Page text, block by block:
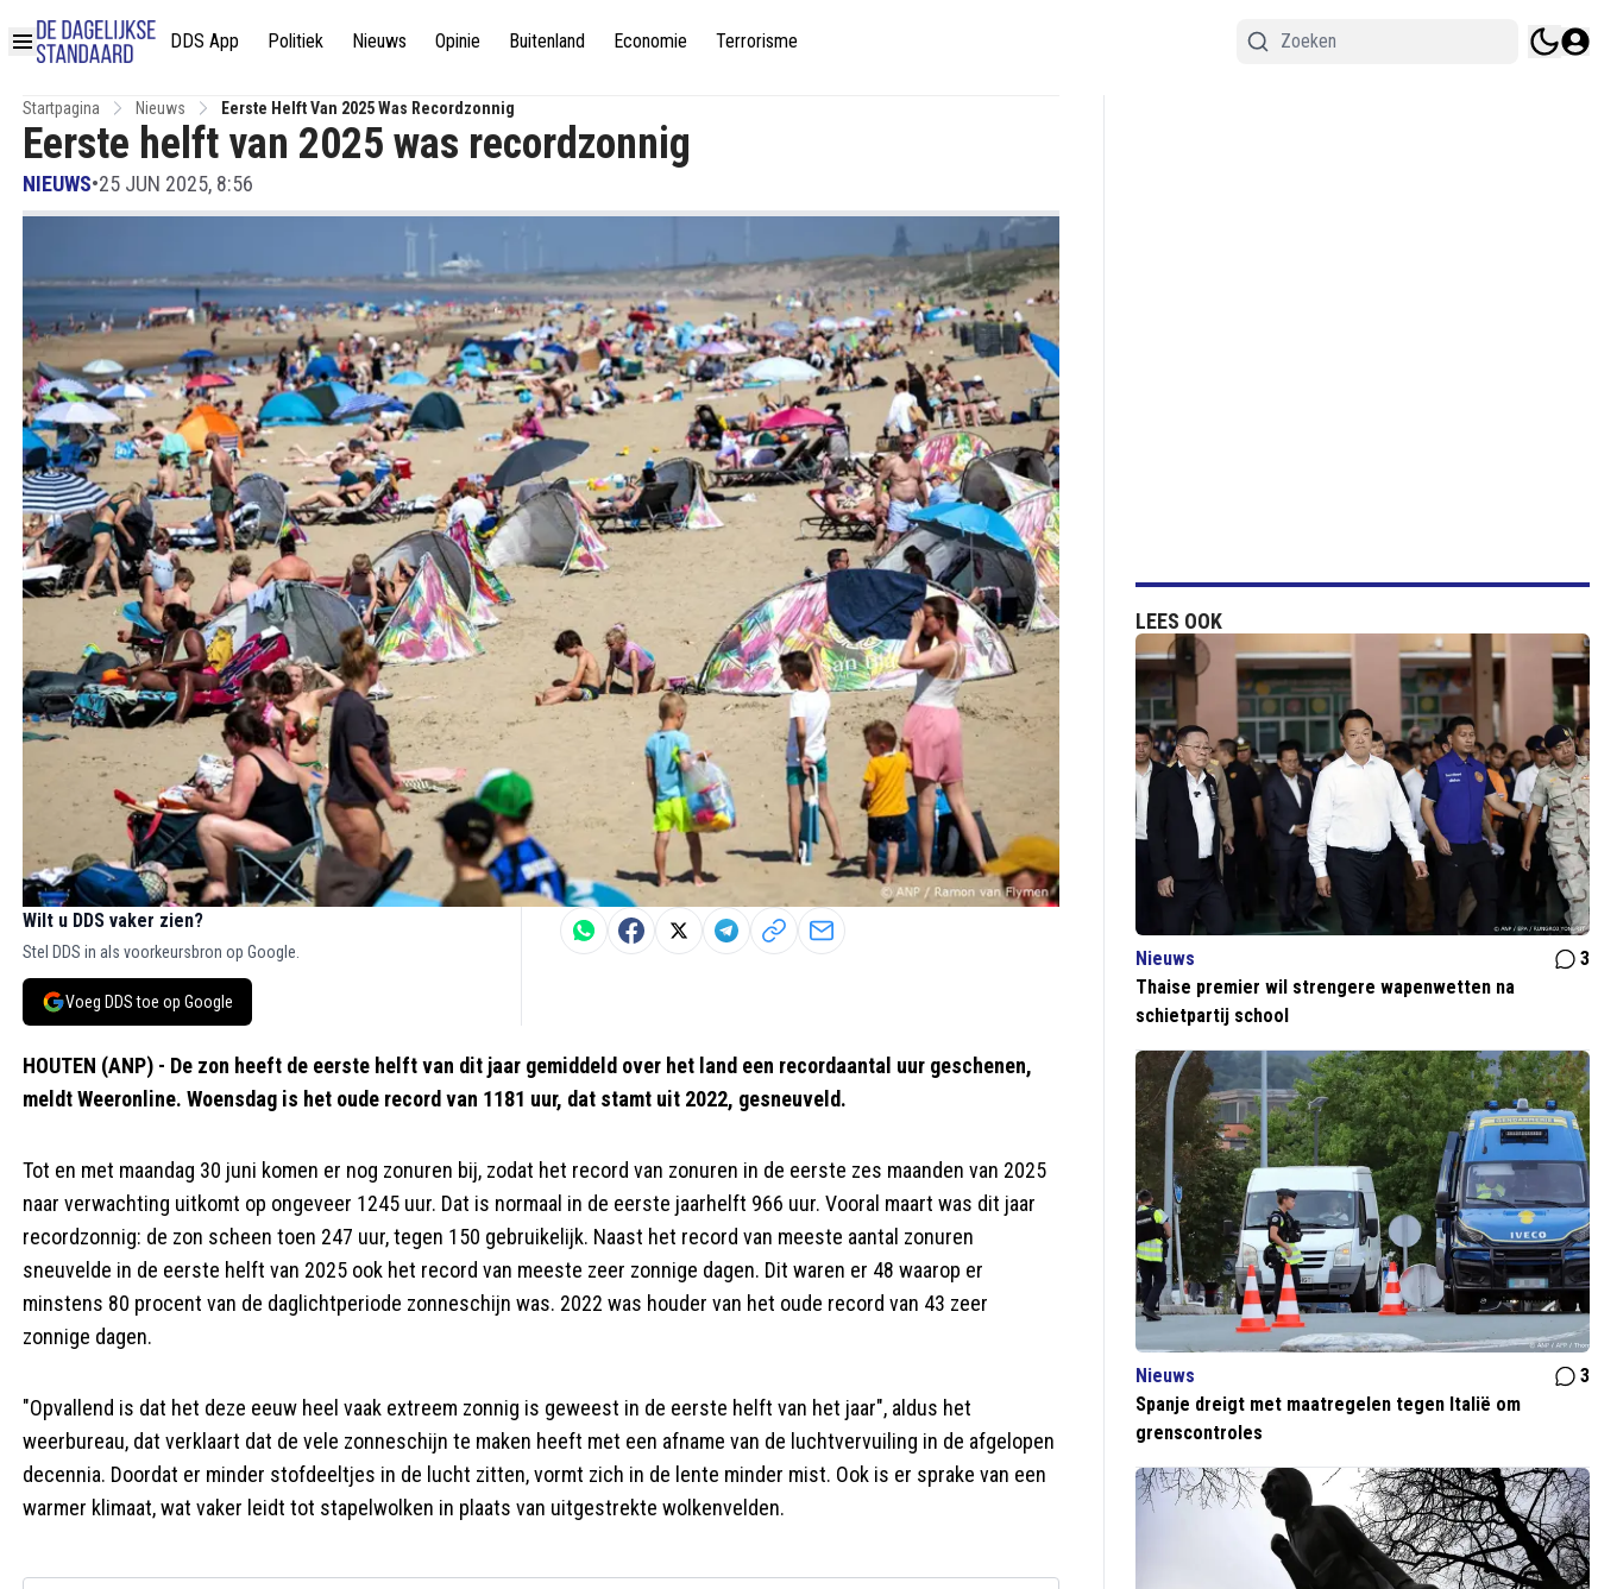
DDS App Politiek Nieuws Opinie Buitenland Economie Terrorisme
Startpagina Nieuws Eerste Helft Van 2025 Was Recordzonnig
Eerste helft van 2025 was recordzonnig
NIEUWS•25 JUN 2025, 8:56
Wilt u DDS vaker zien?
Stel DDS in als voorkeursbron op Google.
Voeg DDS toe op Google
HOUTEN (ANP) - De zon heeft de eerste helft van dit jaar gemiddeld over het land een recordaantal uur geschenen,
meldt Weeronline. Woensdag is het oude record van 1181 uur, dat stamt uit 2022, gesneuveld.
Tot en met maandag 30 juni komen er nog zonuren bij, zodat het record van zonuren in de eerste zes maanden van 2025
naar verwachting uitkomt op ongeveer 1245 uur. Dat is normaal in de eerste jaarhelft 966 uur. Vooral maart was dit jaar
recordzonnig: de zon scheen toen 247 uur, tegen 150 gebruikelijk. Naast het record van meeste aantal zonuren
sneuvelde in de eerste helft van 2025 ook het record van meeste zeer zonnige dagen. Dit waren er 48 waarop er
minstens 80 procent van de daglichtperiode zonneschijn was. 2022 was houder van het oude record van 43 zeer
zonnige dagen.
"Opvallend is dat het deze eeuw heel vaak extreem zonnig is geweest in de eerste helft van het jaar", aldus het
weerbureau, dat verklaart dat de vele zonneschijn te maken heeft met een afname van de luchtvervuiling in de afgelopen
decennia. Doordat er minder stofdeeltjes in de lucht zitten, vormt zich in de lente minder mist. Ook is er sprake van een
warmer klimaat, wat vaker leidt tot stapelwolken in plaats van uitgestrekte wolkenvelden.
LEES OOK
Nieuws
3
Thaise premier wil strengere wapenwetten na
schietpartij school
Nieuws
3
Spanje dreigt met maatregelen tegen Italië om
grenscontroles